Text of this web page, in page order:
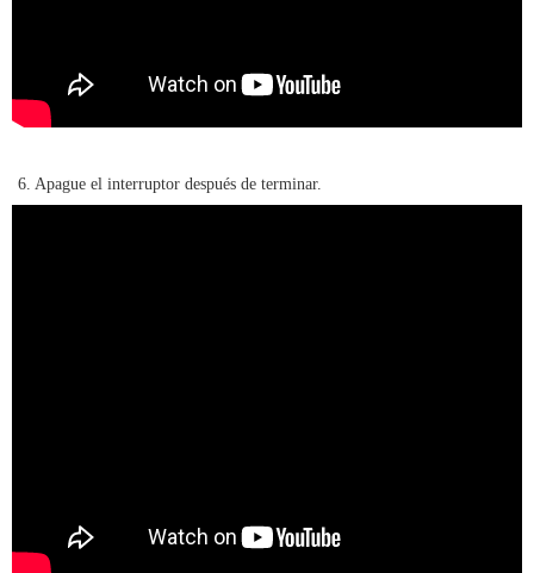
6. Apague el interruptor después de terminar.